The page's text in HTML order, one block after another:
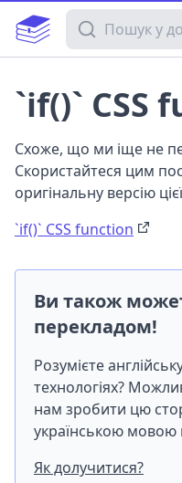
Пошук у
`if()` CSS
Схоже, що ми іще не
Скористайтеся цим
оригінальну версію
`if()` CSS function
Ви також
перекладом!
Розумієте
технологіях?
нам зробити цю
українською
Як долучитися?